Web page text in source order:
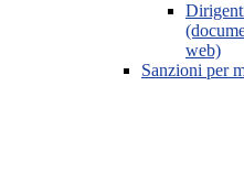
web)
Sanzioni per